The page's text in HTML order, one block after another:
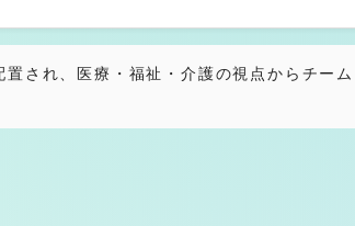
され、医療・福祉・介護の視点からチーム